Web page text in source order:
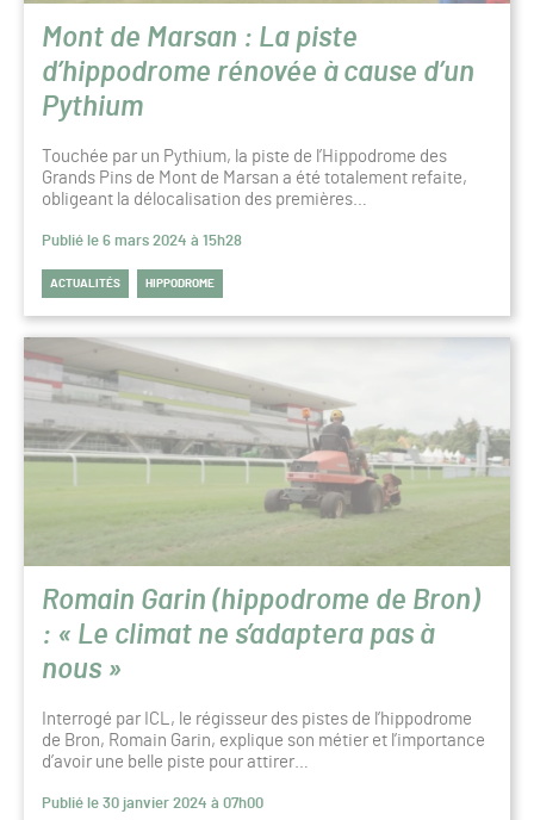
Mont de Marsan : La piste
d’hippodrome rénovée à cause d’un
Pythium
Touchée par un Pythium, la piste de l’Hippodrome des
Grands Pins de Mont de Marsan a été totalement refaite,
obligeant la délocalisation des premières…
Publié le 6 mars 2024 à 15h28
ACTUALITÉS HIPPODROME
Romain Garin (hippodrome de Bron)
: « Le climat ne s’adaptera pas à
nous »
Interrogé par ICL, le régisseur des pistes de l’hippodrome
de Bron, Romain Garin, explique son métier et l’importance
d’avoir une belle piste pour attirer…
Publié le 30 janvier 2024 à 07h00